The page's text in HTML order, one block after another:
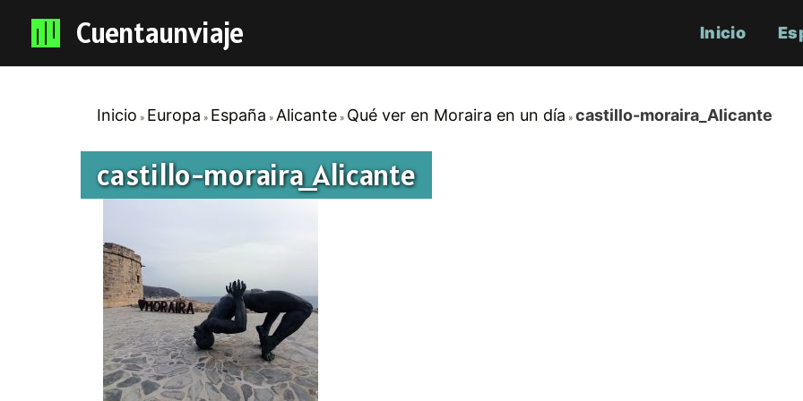
Cuentaunviaje Inicio
Inicio Europa España Alicante Qué ver en Moraira en un día castillo-moraira_Alicante
castillo-moraira_Alicante